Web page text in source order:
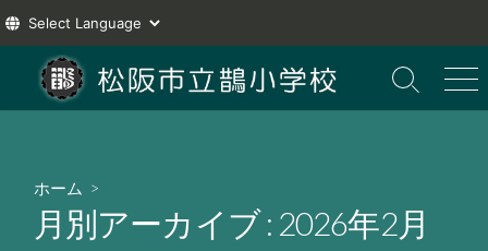
テ
検
索
メ
ニ
ホーム >
月別アーカイブ : 2026年2月